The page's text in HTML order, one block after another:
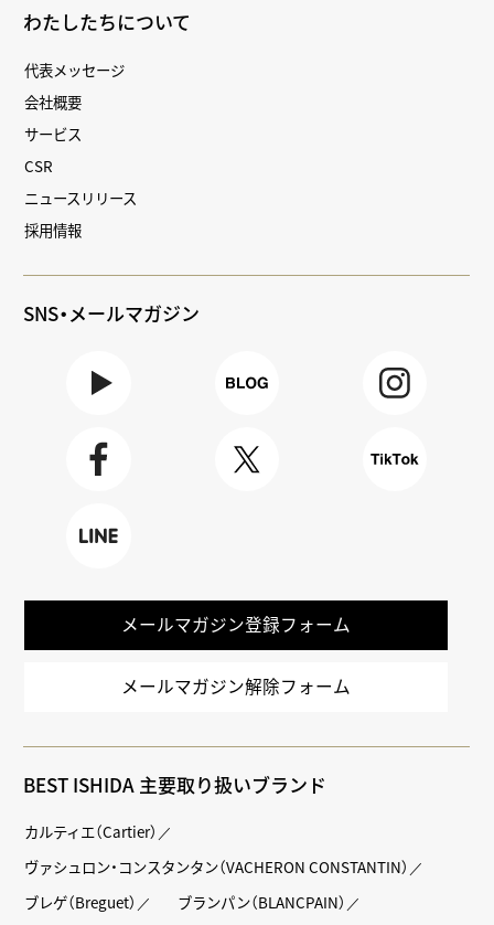
わたしたちについて
代表メッセージ
会社概要
サービス
CSR
ニュースリリース
採用情報
SNS・メールマガジン
メールマガジン登録フォーム
メールマガジン解除フォーム
BEST ISHIDA 主要取り扱いブランド
カルティエ（Cartier）
ヴァシュロン・コンスタンタン（VACHERON CONSTANTIN）
ブレゲ（Breguet）
ブランパン（BLANCPAIN）